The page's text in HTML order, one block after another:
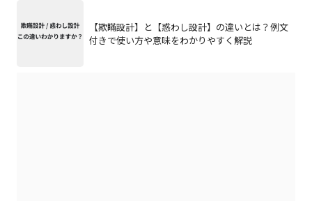
【欺瞞設計】と【惑わし設計】の違いとは？例文
付きで使い方や意味をわかりやすく解説